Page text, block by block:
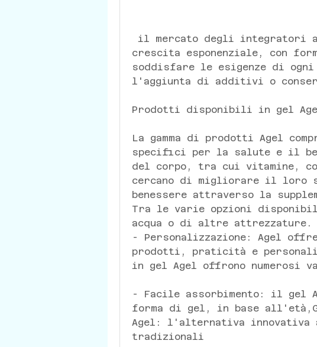
crescita esponenziale, con
soddisfare le esigenze di
l'aggiunta di additivi o
Prodotti disponibili in gel
La gamma di prodotti Agel
specifici per la salute e il
del corpo, tra cui vitamine,
cercano di migliorare il loro
benessere attraverso la
Tra le varie opzioni
acqua o di altre attrezzature.
- Personalizzazione: Agel offre
prodotti, praticità e
in gel Agel offrono numerosi
- Facile assorbimento: il gel
forma di gel, in base
Agel: l'alternativa
tradizionali